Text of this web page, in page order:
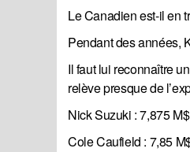
Le Canadien est-il en
Pendant des années,
Il faut lui reconnaître
relève presque de
Nick Suzuki : 7,875
Cole Caufield : 7,85